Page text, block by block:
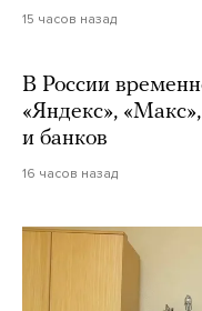
15 часов назад
В России
«Яндекс»,
и банков
16 часов назад